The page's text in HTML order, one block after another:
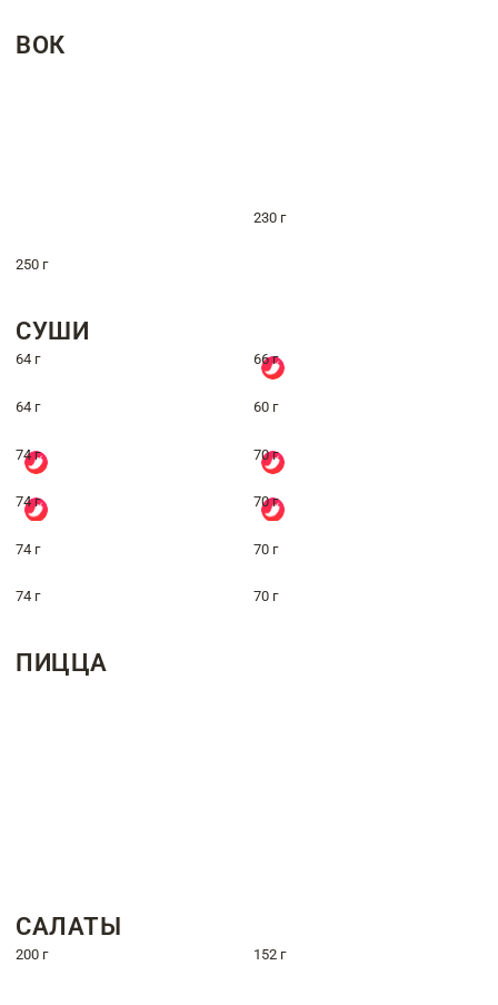
ВОК
230 г
250 г
СУШИ
64 г 66 г
64 г 60 г
74 г 70 г
74 г 70 г
74 г 70 г
74 г 70 г
ПИЦЦА
САЛАТЫ
200 г 152 г